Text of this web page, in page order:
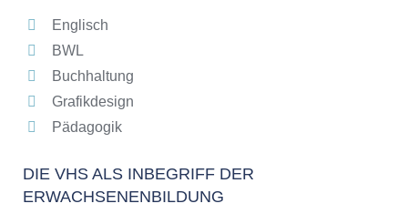
Englisch
BWL
Buchhaltung
Grafikdesign
Pädagogik
DIE VHS ALS INBEGRIFF DER
ERWACHSENENBILDUNG